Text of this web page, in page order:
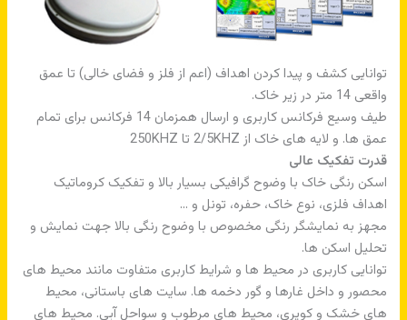
توانایی کشف و پیدا کردن اهداف (اعم از فلز و فضای خالی) تا عمق
واقعی 14 متر در زیر خاک.
طیف وسیع فرکانس کاربری و ارسال همزمان 14 فرکانس برای تمام
عمق ها. و لایه های خاک از 2/5KHZ تا 250KHZ
قدرت تفکیک عالی
اسکن رنگی خاک با وضوح گرافیکی بسیار بالا و تفکیک کروماتیک
اهداف فلزی، نوع خاک، حفره، تونل و …
مجهز به نمایشگر رنگی مخصوص با وضوح رنگی بالا جهت نمایش و
تحلیل اسکن ها.
توانایی کاربری در محیط ها و شرایط کاربری متفاوت مانند محیط های
محصور و داخل غارها و گور دخمه ها. سایت های باستانی، محیط
های خشک و کویری، محیط های مرطوب و سواحل آبی. محیط های